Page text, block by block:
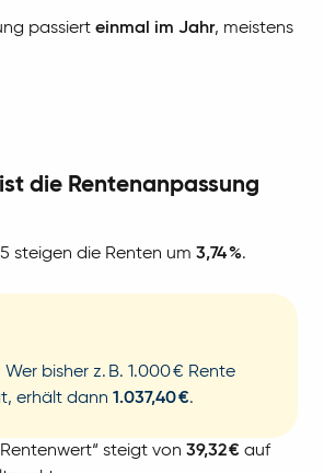
passiert einmal im Jahr, meistens
die Rentenanpassung
steigen die Renten um 3,74 %.
bisher z. B. 1.000 € Rente
erhält dann 1.037,40 €.
steigt von 39,32 € auf